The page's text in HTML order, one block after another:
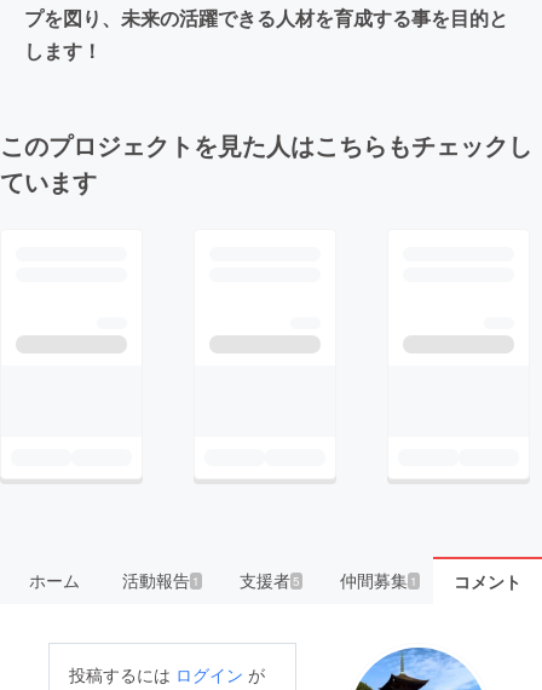
プを図り、未来の活躍できる人材を育成する事を目的と
します！
このプロジェクトを見た人はこちらもチェックし
ています
ホーム 活動報告1 支援者5 仲間募集 1 コメント
投稿するには ログイン が